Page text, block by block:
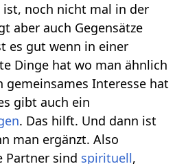
ist, noch nicht mal in der
aber auch Gegensätze
es gut wenn in einer
Dinge hat wo man ähnlich
gemeinsames Interesse hat
gibt auch ein
. Das hilft. Und dann ist
man ergänzt. Also
Partner sind spirituell,